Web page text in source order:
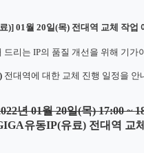
)] 01월 20일(목) 전대역 교체 작업
드리는 IP의 품질 개선을 위해 기가
) 전대역에 대한 교체 진행 일정을 안
년01월20일(목) 17:00 ~
유동IP(유료) 전대역 교